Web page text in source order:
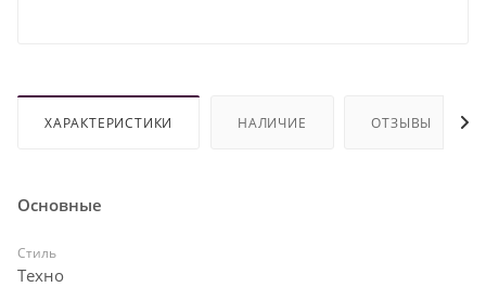
ХАРАКТЕРИСТИКИ НАЛИЧИЕ ОТЗЫВЫ
Основные
Стиль
Техно